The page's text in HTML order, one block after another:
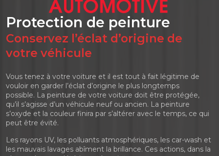
Protection de peinture
Conservez l’éclat d’origine de
votre véhicule
Vous tenez à votre voiture et il est tout à fait légitime de
vouloir en garder l’éclat d’origine le plus longtemps
possible. La peinture de votre voiture doit être protégée,
qu’il s’agisse d’un véhicule neuf ou ancien. La peinture
s’oxyde et la couleur finira par s’altérer avec le temps, ce qui
peut être évité.
Les rayons UV, les polluants atmosphériques, les car-wash et
les mauvais lavages abîment la brillance. Ces actions, dans la